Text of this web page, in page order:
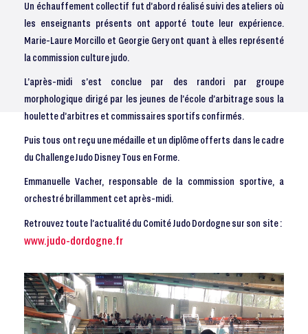
Un échauffement collectif fut d’abord réalisé suivi des ateliers où
les enseignants présents ont apporté toute leur expérience.
Marie-Laure Morcillo et Georgie Gery ont quant à elles représenté
la commission culture judo.
L’après-midi s’est conclue par des randori par groupe
morphologique dirigé par les jeunes de l’école d’arbitrage sous la
houlette d’arbitres et commissaires sportifs confirmés.
Puis tous ont reçu une médaille et un diplôme offerts dans le cadre
du Challenge Judo Disney Tous en Forme.
Emmanuelle Vacher, responsable de la commission sportive, a
orchestré brillamment cet après-midi.
Retrouvez toute l’actualité du Comité Judo Dordogne sur son site :
www.judo-dordogne.fr